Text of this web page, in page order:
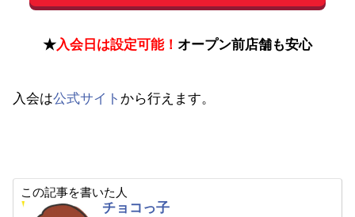
★入会日は設定可能！ オープン前店舗も安心
入会は公式サイト から行えます。
この記事を書いた人
チョコっ子